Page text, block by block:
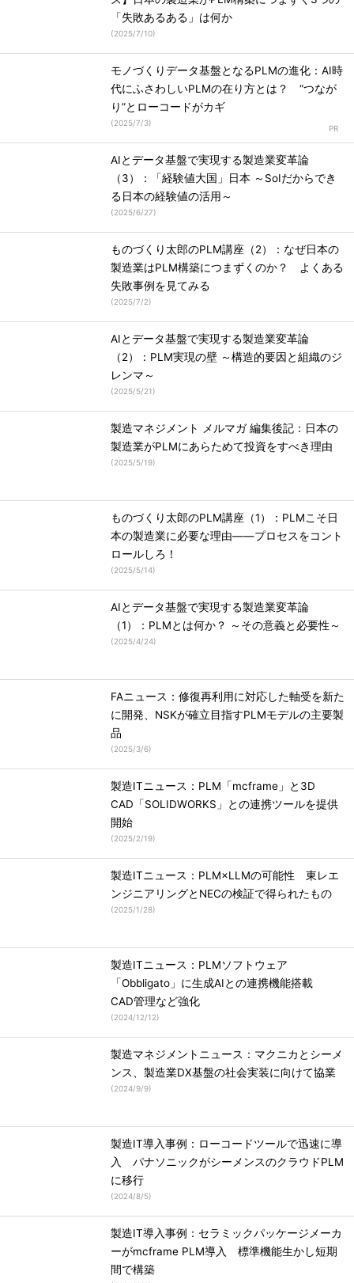
「失敗あるある」は何か
(2025/7/10)
モノづくりデータ基盤となるPLMの進化：AI時
代にふさわしいPLMの在り方とは？ “つなが
り”とローコードがカギ
(2025/7/3)
AIとデータ基盤で実現する製造業変革論
（3）：「経験値大国」日本 ～SoIだからでき
る日本の経験値の活用～
(2025/6/27)
ものづくり太郎のPLM講座（2）：なぜ日本の
製造業はPLM構築につまずくのか？ よくある
失敗事例を見てみる
(2025/7/2)
AIとデータ基盤で実現する製造業変革論
（2）：PLM実現の壁 ～構造的要因と組織のジ
レンマ～
(2025/5/21)
製造マネジメント メルマガ 編集後記：日本の
製造業がPLMにあらためて投資をすべき理由
(2025/5/19)
ものづくり太郎のPLM講座（1）：PLMこそ日
本の製造業に必要な理由――プロセスをコント
ロールしろ！
(2025/5/14)
AIとデータ基盤で実現する製造業変革論
（1）：PLMとは何か？ ～その意義と必要性～
(2025/4/24)
FAニュース：修復再利用に対応した軸受を新た
に開発、NSKが確立目指すPLMモデルの主要製
品
(2025/3/6)
製造ITニュース：PLM「mcframe」と3D
CAD「SOLIDWORKS」との連携ツールを提供
開始
(2025/2/19)
製造ITニュース：PLM×LLMの可能性 東レエ
ンジニアリングとNECの検証で得られたもの
(2025/1/28)
製造ITニュース：PLMソフトウェア
「Obbligato」に生成AIとの連携機能搭載
CAD管理など強化
(2024/12/12)
製造マネジメントニュース：マクニカとシーメ
ンス、製造業DX基盤の社会実装に向けて協業
(2024/9/9)
製造IT導入事例：ローコードツールで迅速に導
入 パナソニックがシーメンスのクラウドPLM
に移行
(2024/8/5)
製造IT導入事例：セラミックパッケージメーカ
ーがmcframe PLM導入 標準機能生かし短期
間で構築